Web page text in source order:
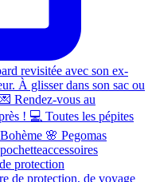
protection